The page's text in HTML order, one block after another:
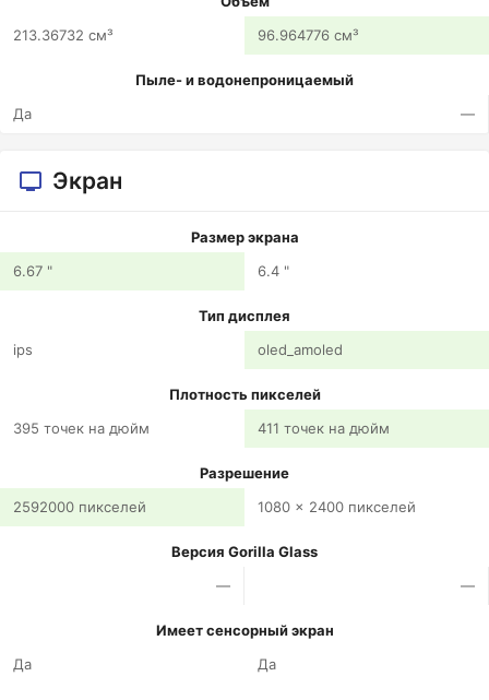
213.36732 см³
96.964776 см³
Пыле- и водонепроницаемый
Да
—
Экран
Размер экрана
6.67 "
6.4 "
Тип дисплея
ips
oled_amoled
Плотность пикселей
395 точек на дюйм
411 точек на дюйм
Разрешение
2592000 пикселей
1080 x 2400 пикселей
Версия Gorilla Glass
—
—
Имеет сенсорный экран
Да
Да